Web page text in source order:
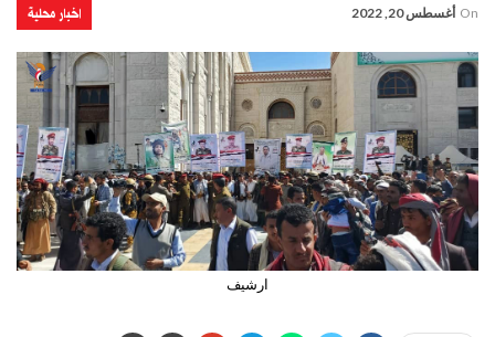
اخبار محلية On أغسطس 20, 2022
ارشيف